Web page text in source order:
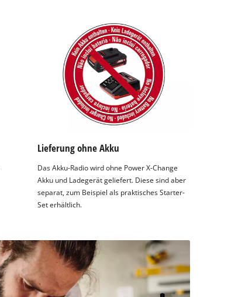
Lieferung ohne Akku
Das Akku-Radio wird ohne Power X-Change
Akku und Ladegerät geliefert. Diese sind aber
separat, zum Beispiel als praktisches Starter-
Set erhältlich.